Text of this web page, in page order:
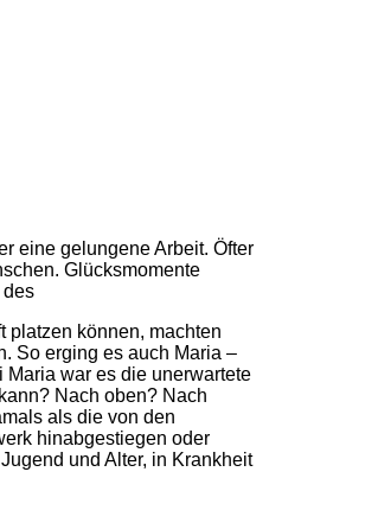
eine gelungene Arbeit. Öfter
Glücksmomente
des
platzen können, machten
So erging es auch Maria –
war es die unerwartete
Nach oben? Nach
als die von den
hinabgestiegen oder
und Alter, in Krankheit